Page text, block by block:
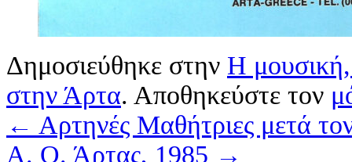
Δημοσιεύθηκε στην Η μουσική,
στην Άρτα. Αποθηκεύστε τον
← Αρτηνές Μαθήτριες μετά
Α. Ο. Άρτας, 1985 →